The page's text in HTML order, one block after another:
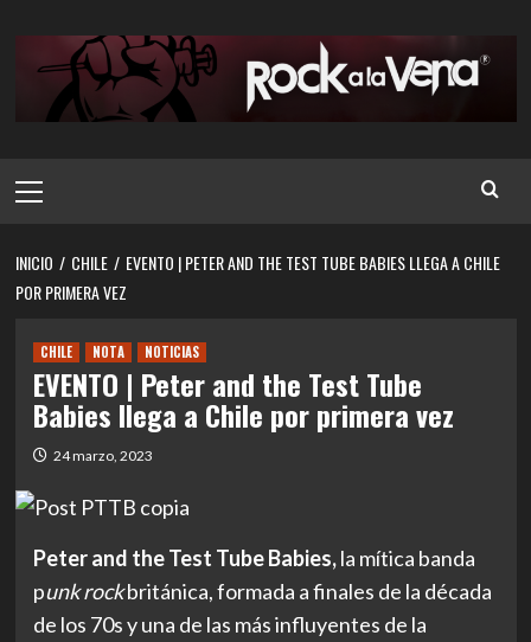
contenido
principal
INICIO CHILE
EVENTO | PETER AND THE TEST TUBE BABIES LLEGA A CHILE
POR PRIMERA VEZ
CHILE NOTA NOTICIAS
EVENTO | Peter and the Test Tube
Babies llega a Chile por primera vez
24 marzo, 2023
Peter and the Test Tube Babies,la mítica banda
punk rockbritánica, formada a finales de la década
de los 70s y una de las más influyentes de la